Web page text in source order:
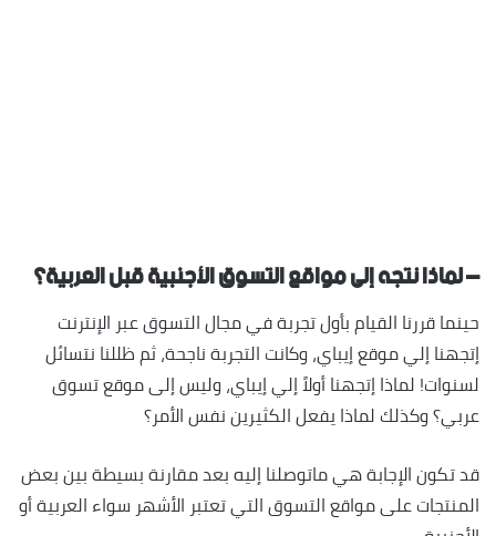
– لماذا نتجه إلى مواقع التسوق الأجنبية قبل العربية؟
حينما قررنا القيام بأول تجربة في مجال التسوق عبر الإنترنت
إتجهنا إلي موقع إيباي، وكانت التجربة ناجحة، ثم ظللنا نتسائل
لسنوات! لماذا إتجهنا أولاً إلي إيباي، وليس إلى موقع تسوق
عربي؟ وكذلك لماذا يفعل الكثيرين نفس الأمر؟
قد تكون الإجابة هي ماتوصلنا إليه بعد مقارنة بسيطة بين بعض
المنتجات على مواقع التسوق التي تعتبر الأشهر سواء العربية أو